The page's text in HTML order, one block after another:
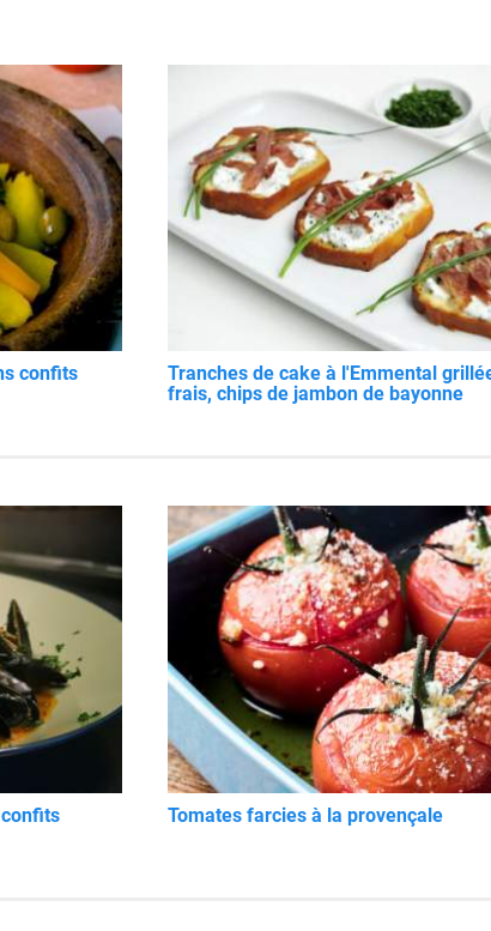
confits
Tranches de cake à l'Emmental
frais, chips de jambon de bayonne
Tomates farcies à la provençale